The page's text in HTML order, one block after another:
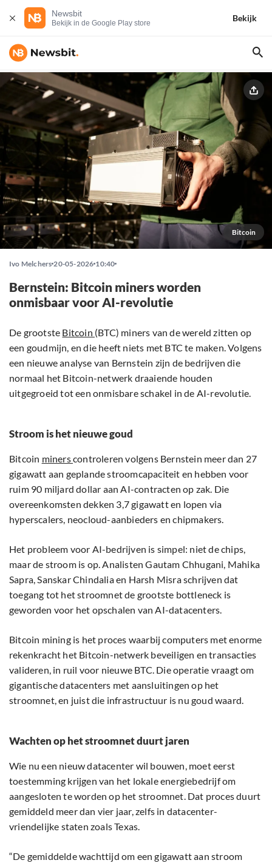
Newsbit
Bekijk in de Google Play store
Bekijk
Bitcoin
Ivo Melchers 20-05-2026 10:40
Bernstein: Bitcoin miners worden
onmisbaar voor AI-revolutie
De grootste Bitcoin (BTC) miners van de wereld zitten op
een goudmijn, en die heeft niets met BTC te maken. Volgens
een nieuwe analyse van Bernstein zijn de bedrijven die
normaal het Bitcoin-netwerk draaiende houden
uitgegroeid tot een onmisbare schakel in de AI-revolutie.
Stroom is het nieuwe goud
Bitcoin minerscontroleren volgens Bernstein meer dan 27
gigawatt aan geplande stroomcapaciteit en hebben voor
ruim 90 miljard dollar aan AI-contracten op zak. Die
overeenkomsten dekken 3,7 gigawatt en lopen via
hyperscalers, neocloud-aanbieders en chipmakers.
Het probleem voor AI-bedrijven is simpel: niet de chips,
maar de stroom is op. Analisten Gautam Chhugani, Mahika
Sapra, Sanskar Chindalia en Harsh Misra schrijven dat
toegang tot het stroomnet de grootste bottleneck is
geworden voor het opschalen van AI-datacenters.
Bitcoin mining is het proces waarbij computers met enorme
rekenkracht het Bitcoin-netwerk beveiligen en transacties
valideren, in ruil voor nieuwe BTC. Die operatie vraagt om
gigantische datacenters met aansluitingen op het
stroomnet, en juist die infrastructuur is nu goud waard.
Wachten op het stroomnet duurt jaren
Wie nu een nieuw datacenter wil bouwen, moet eerst
toestemming krijgen van het lokale energiebedrijf om
aangesloten te worden op het stroomnet. Dat proces duurt
gemiddeld meer dan vier jaar, zelfs in datacenter-
vriendelijke staten zoals Texas.
“De gemiddelde wachttijd om een gigawatt aan stroom